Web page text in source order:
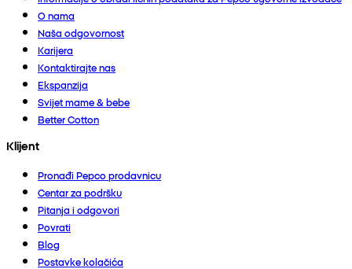
O nama
Naša odgovornost
Karijera
Kontaktirajte nas
Ekspanzija
Svijet mame & bebe
Better Cotton
Klijent
Pronađi Pepco prodavnicu
Centar za podršku
Pitanja i odgovori
Povrati
Blog
Postavke kolačića